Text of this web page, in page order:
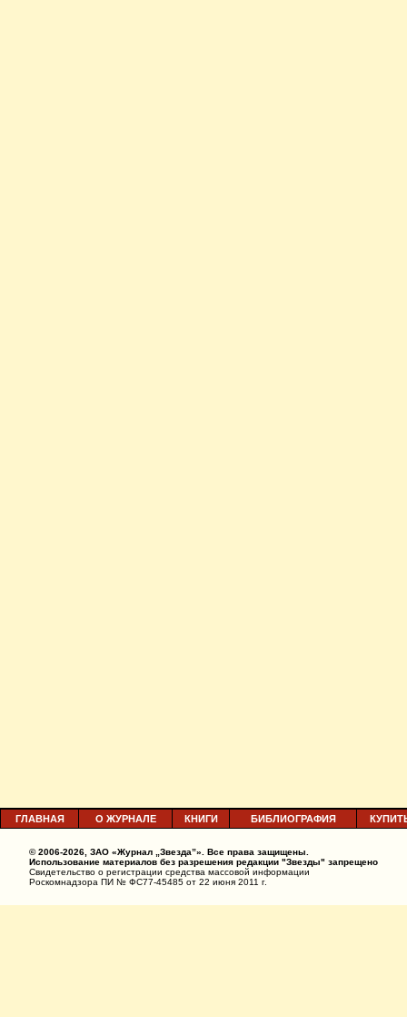
ГЛАВНАЯ О ЖУРНАЛЕ КНИГИ БИБЛИОГРАФИЯ
© 2006-2026, ЗАО «Журнал „Звезда”». Все права защищены.
Использование материалов без разрешения редакции "Звезды" запрещено
Свидетельство о регистрации средства массовой информации
Роскомнадзора ПИ № ФС77-45485 от 22 июня 2011 г.